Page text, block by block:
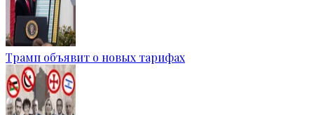
Трамп объявит о новых тарифах